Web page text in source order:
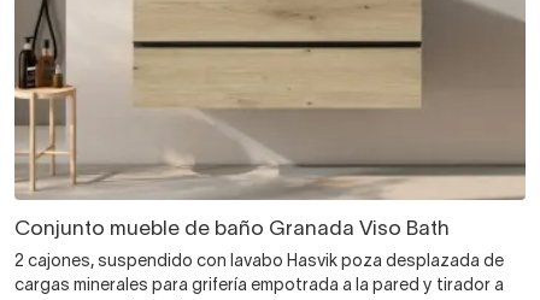
Conjunto mueble de baño Granada Viso Bath
2 cajones, suspendido con lavabo Hasvik poza desplazada de
cargas minerales para grifería empotrada a la pared y tirador a